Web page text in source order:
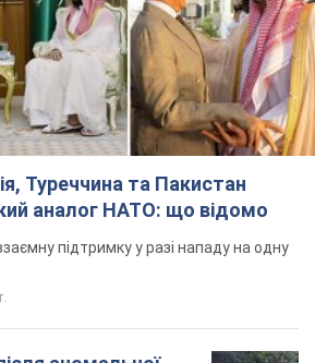
підтримку у разі нападу на одну
аномальної
злива:
на річки.